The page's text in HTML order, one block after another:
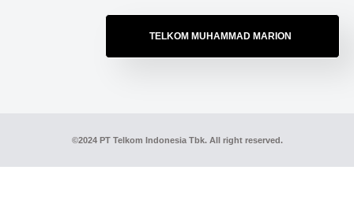
TELKOM MUHAMMAD MARION
©2024 PT Telkom Indonesia Tbk. All right reserved.